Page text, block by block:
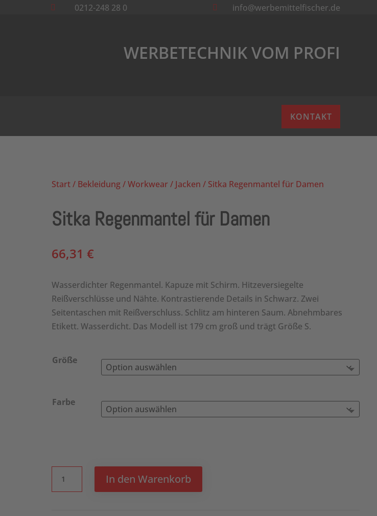
 0212-248 28 0  info@werbemittelfischer.de
WERBETECHNIK VOM PROFI
KONTAKT
Start/ Bekleidung/Workwear/ Jacken / Sitka Regenmantel für Damen
Sitka Regenmantel für Damen
66,31€
Wasserdichter Regenmantel. Kapuze mit Schirm. Hitzeversiegelte
Reißverschlüsse und Nähte. Kontrastierende Details in Schwarz. Zwei
Seitentaschen mit Reißverschluss. Schlitz am hinteren Saum. Abnehmbares
Etikett. Wasserdicht. Das Modell ist 179 cm groß und trägt Größe S.
Größe
Farbe
In den Warenkorb